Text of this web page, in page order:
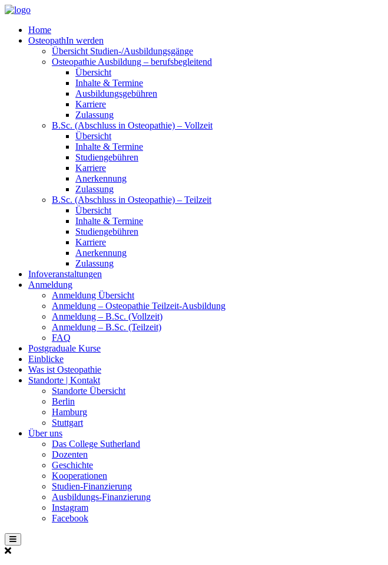
Home
OsteopathIn werden
Übersicht Studien-/Ausbildungsgänge
Osteopathie Ausbildung – berufsbegleitend
Übersicht
Inhalte & Termine
Ausbildungsgebühren
Karriere
Zulassung
B.Sc. (Abschluss in Osteopathie) – Vollzeit
Übersicht
Inhalte & Termine
Studiengebühren
Karriere
Anerkennung
Zulassung
B.Sc. (Abschluss in Osteopathie) – Teilzeit
Übersicht
Inhalte & Termine
Studiengebühren
Karriere
Anerkennung
Zulassung
Infoveranstaltungen
Anmeldung
Anmeldung Übersicht
Anmeldung – Osteopathie Teilzeit-Ausbildung
Anmeldung – B.Sc. (Vollzeit)
Anmeldung – B.Sc. (Teilzeit)
FAQ
Postgraduale Kurse
Einblicke
Was ist Osteopathie
Standorte | Kontakt
Standorte Übersicht
Berlin
Hamburg
Stuttgart
Über uns
Das College Sutherland
Dozenten
Geschichte
Kooperationen
Studien-Finanzierung
Ausbildungs-Finanzierung
Instagram
Facebook